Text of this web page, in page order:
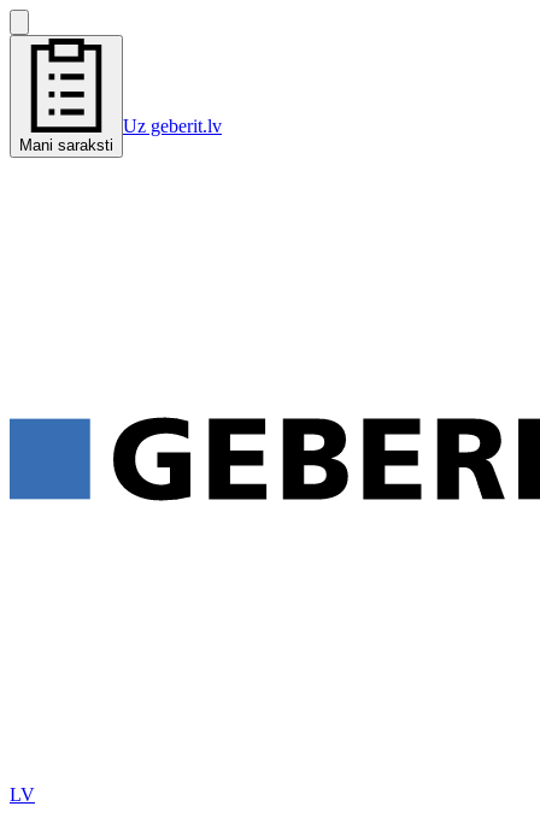
Mani saraksti
Uz geberit.lv
LV